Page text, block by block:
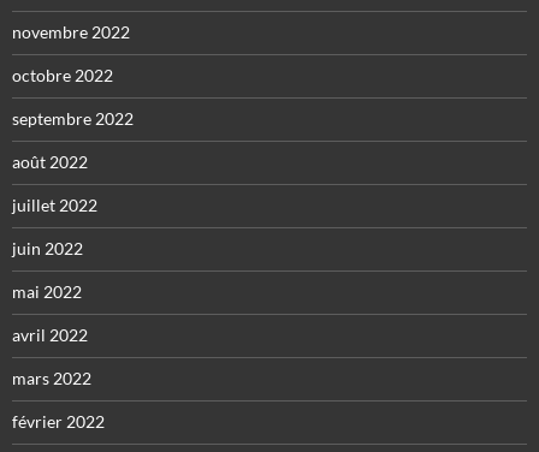
novembre 2022
octobre 2022
septembre 2022
août 2022
juillet 2022
juin 2022
mai 2022
avril 2022
mars 2022
février 2022